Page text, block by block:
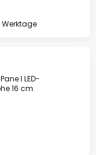
Werktage
I LED-
16 cm